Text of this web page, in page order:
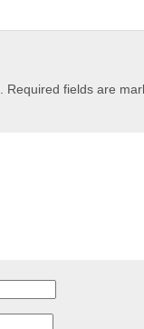
Required fields are